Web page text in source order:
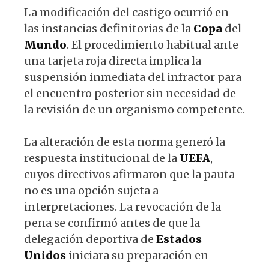
La modificación del castigo ocurrió en
las instancias definitorias de la Copa del
Mundo. El procedimiento habitual ante
una tarjeta roja directa implica la
suspensión inmediata del infractor para
el encuentro posterior sin necesidad de
la revisión de un organismo competente.
La alteración de esta norma generó la
respuesta institucional de la UEFA,
cuyos directivos afirmaron que la pauta
no es una opción sujeta a
interpretaciones. La revocación de la
pena se confirmó antes de que la
delegación deportiva de Estados
Unidos iniciara su preparación en